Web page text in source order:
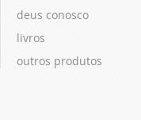
deus conosco
livros
outros produtos